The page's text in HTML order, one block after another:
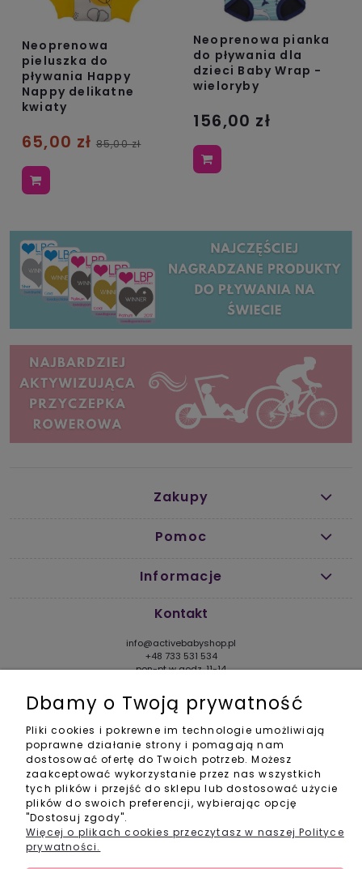
Neoprenowa
pieluszka do
pływania Happy
Nappy delikatne
kwiaty
65,00 zł 85,00 zł
Neoprenowa pianka
do pływania dla
dzieci Baby Wrap -
wieloryby
156,00 zł
Zakupy
Pomoc
Informacje
Kontakt
info@activebabyshop.pl
+48 733 531 534
pon-pt w godz. 11-14
Social Media
POKAŻ PEŁNĄ WERSJĘ STRONY
Sklep internetowy Shoper.pl
Dbamy o Twoją prywatność
Pliki cookies i pokrewne im technologie umożliwiają
poprawne działanie strony i pomagają nam
dostosować ofertę do Twoich potrzeb. Możesz
zaakceptować wykorzystanie przez nas wszystkich
tych plików i przejść do sklepu lub dostosować użycie
plików do swoich preferencji, wybierając opcję
"Dostosuj zgody".
Więcej o plikach cookies przeczytasz w naszej Polityce
prywatności.